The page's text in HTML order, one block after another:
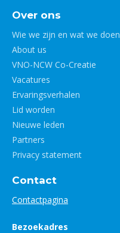
Over ons
Wie we zijn en wat we doen
About us
VNO-NCW Co-Creatie
Vacatures
Ervaringsverhalen
Lid worden
Nieuwe leden
Partners
Privacy statement
Contact
Contactpagina
Bezoekadres